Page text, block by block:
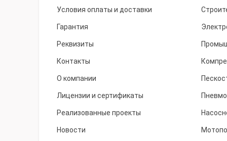
Условия оплаты и доставки
Гарантия
Реквизиты
Контакты
О компании
Лицензии и сертификаты
Реализованные проекты
Новости